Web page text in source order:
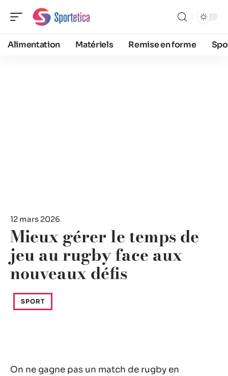
Alimentation Matériels Remise en forme
12 mars 2026
Mieux gérer le temps de
jeu au rugby face aux
nouveaux défis
SPORT
On ne gagne pas un match de rugby en